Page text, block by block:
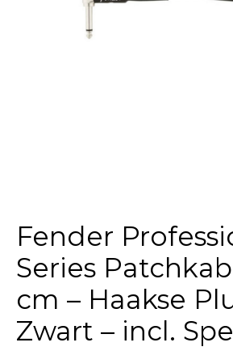
Fender
Series
cm – Haakse
Zwart – incl.